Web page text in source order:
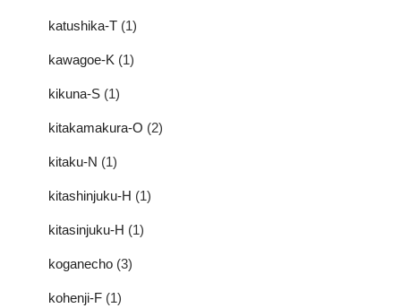
katushika-T (1)
kawagoe-K (1)
kikuna-S (1)
kitakamakura-O (2)
kitaku-N (1)
kitashinjuku-H (1)
kitasinjuku-H (1)
koganecho (3)
kohenji-F (1)